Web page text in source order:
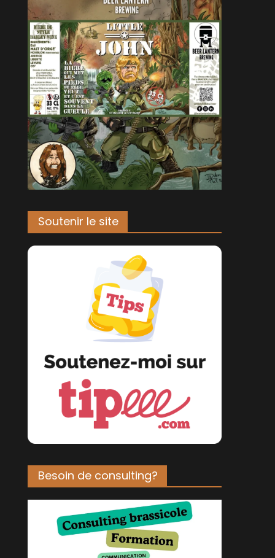
Soutenir le site
Besoin de consulting?